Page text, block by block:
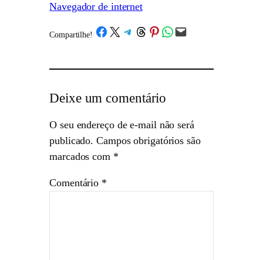
Navegador de internet
Compartilhe! /Share on Facebook
Share on X Share on Telegram
Share on Threads
Share on Pinterest
Share on WhatsApp
Email this Page
Deixe um comentário
O seu endereço de e-mail não será
publicado. Campos obrigatórios são
marcados com *
Comentário *